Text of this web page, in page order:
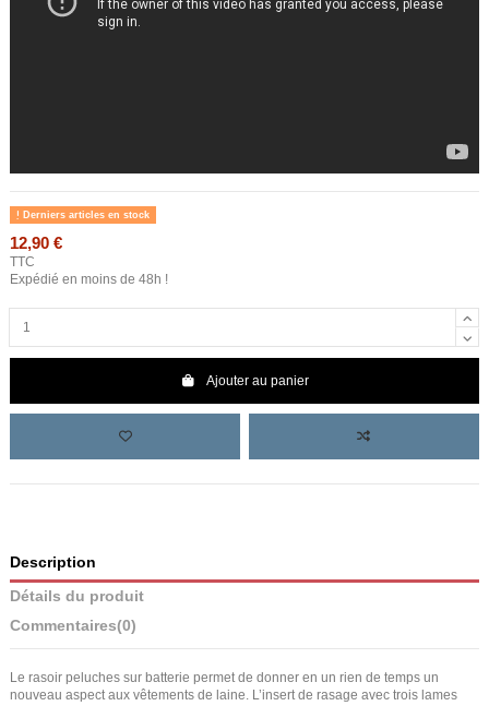
Derniers articles en stock
12,90 €
TTC
Expédié en moins de 48h !
Ajouter au panier
Description
Détails du produit
Commentaires(0)
Le rasoir peluches sur batterie permet de donner en un rien de temps un
nouveau aspect aux vêtements de laine. L’insert de rasage avec trois lames